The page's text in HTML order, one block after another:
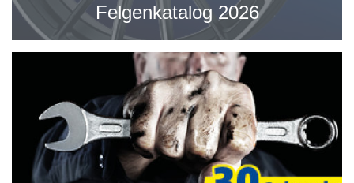
Felgenkatalog 2026